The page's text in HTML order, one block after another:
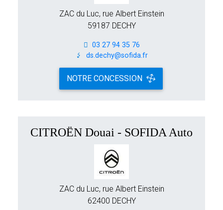
ZAC du Luc, rue Albert Einstein
59187 DECHY
03 27 94 35 76
ds.dechy@sofida.fr
NOTRE CONCESSION
CITROËN Douai - SOFIDA Auto
ZAC du Luc, rue Albert Einstein
62400 DECHY